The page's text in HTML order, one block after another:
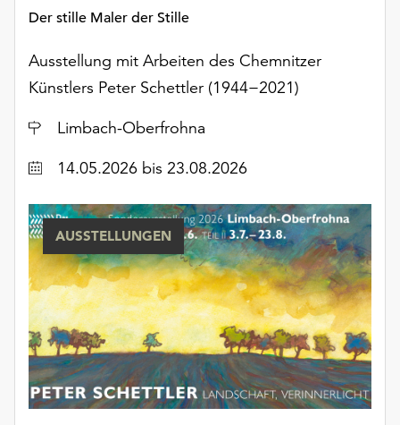
Sie
die
verwendeten
Cookies
anpassen,
erreichen
Sie
die
Einstellungen
über
die
Schaltfläche
„Auswählen“.
Weitere
Informationen
finden
Sie
Der stille Maler der Stille
Ausstellung mit Arbeiten des Chemnitzer
Künstlers Peter Schettler (1944−2021)
Ort
Limbach-Oberfrohna
Datum14.05.2026 bis 23.08.2026
AUSSTELLUNGEN